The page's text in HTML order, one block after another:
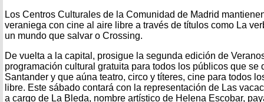
Los Centros Culturales de la Comunidad de Madrid
veraniega con cine al aire libre a través de títulos como La
un mundo que salvar o Crossing.
De vuelta a la capital, prosigue la segunda edición de
programación cultural gratuita para todos los públicos que se
Santander y que aúna teatro, circo y títeres, cine para todos
libre. Este sábado contará con la representación de Las
a cargo de La Bleda, nombre artístico de Helena Escobar,